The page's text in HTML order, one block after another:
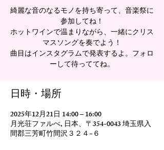
綺麗な音のなるモノを持ち寄って、音楽祭に
参加してね！
ホットワインで温まりながら、一緒にクリス
マスソングを奏でよう！
曲目はインスタグラムで発表するよ。フォロ
ーして待っててね。
日時・場所
2025年12月21日 14:00 – 16:00
月光荘ファルべ, 日本、〒354-0043 埼玉県入
間郡三芳町竹間沢３２４−６